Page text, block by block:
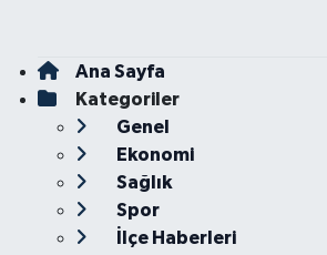
Ana Sayfa
Kategoriler
Genel
Ekonomi
Sağlık
Spor
İlçe Haberleri